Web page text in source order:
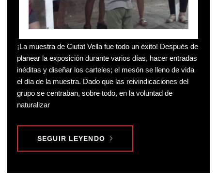
¡La muestra de Ciutat Vella fue todo un éxito! Después de
planear la exposición durante varios días, hacer entradas
inéditas y diseñar los carteles; el mesón se lleno de vida
el día de la muestra. Dado que las reivindicaciones del
grupo se centraban, sobre todo, en la voluntad de
naturalizar
SEGUIR LEYENDO